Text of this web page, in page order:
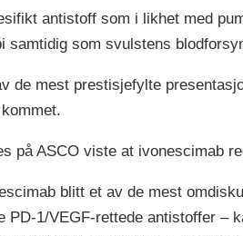
antistoff som i likhet med
samtidig som svulstens
de mest prestisjefylte
på ASCO viste at ivonescimab
blitt et av de mest
PD-1/VEGF-rettede antistoffer